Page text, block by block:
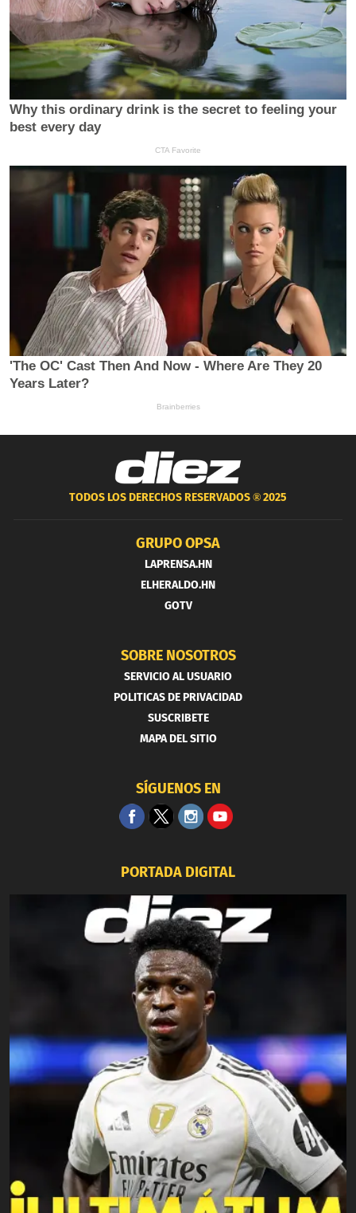
TODOS LOS DERECHOS RESERVADOS ®2025
GRUPO OPSA
LAPRENSA.HN
ELHERALDO.HN
GOTV
SOBRE NOSOTROS
SERVICIO AL USUARIO
POLITICAS DE PRIVACIDAD
SUSCRIBETE
MAPA DEL SITIO
SÍGUENOS EN
PORTADA DIGITAL